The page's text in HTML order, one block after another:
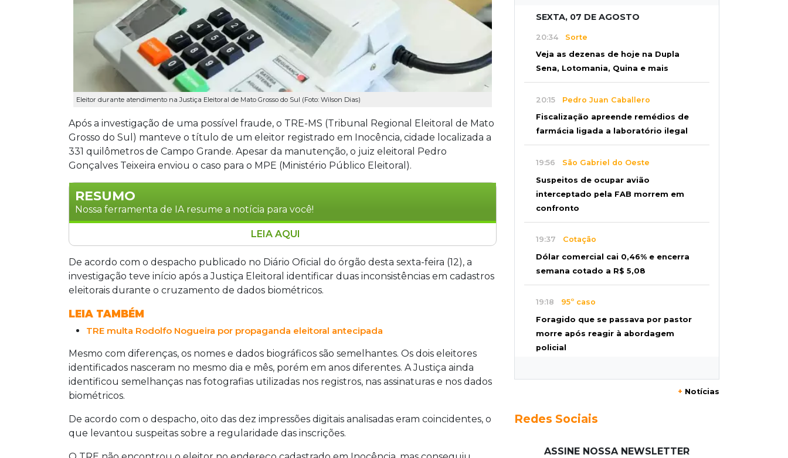
Eleitor durante atendimento na Justiça Eleitoral de Mato Grosso do Sul (Foto: Wilson Dias)
Após a investigação de uma possível fraude, o TRE-MS (Tribunal Regional Eleitoral de Mato
Grosso do Sul) manteve o título de um eleitor registrado em Inocência, cidade localizada a
331 quilômetros de Campo Grande. Apesar da manutenção, o juiz eleitoral Pedro
Gonçalves Teixeira enviou o caso para o MPE (Ministério Público Eleitoral).
RESUMO
Nossa ferramenta de IA resume a notícia para você!
O TRE-MS manteve o título eleitoral de um eleitor registrado em Inocência após
investigar possível fraude detectada no cruzamento de dados biométricos. Oito das
dez impressões digitais eram coincidentes com outro cadastro, gerando suspeitas. O
eleitor, localizado via WhatsApp no Amapá, confirmou seus dados. Apesar da
ao Ministério Público Eleitoral para apurar eventual crime.
LEIA AQUI
De acordo com o despacho publicado no Diário Oficial do órgão desta sexta-feira (12), a
investigação teve início após a Justiça Eleitoral identificar duas inconsistências em cadastros
eleitorais durante o cruzamento de dados biométricos.
LEIA TAMBÉM
TRE multa Rodolfo Nogueira por propaganda eleitoral antecipada
Mesmo com diferenças, os nomes e dados biográficos são semelhantes. Os dois eleitores
identificados nasceram no mesmo dia e mês, porém em anos diferentes. A Justiça ainda
identificou semelhanças nas fotografias utilizadas nos registros, nas assinaturas e nos dados
biométricos.
De acordo com o despacho, oito das dez impressões digitais analisadas eram coincidentes, o
que levantou suspeitas sobre a regularidade das inscrições.
SEXTA, 07 DE AGOSTO
20:34 Sorte
Veja as dezenas de hoje na Dupla
Sena, Lotomania, Quina e mais
20:15 Pedro Juan Caballero
Fiscalização apreende remédios de
farmácia ligada a laboratório ilegal
19:56 São Gabriel do Oeste
Suspeitos de ocupar avião
interceptado pela FAB morrem em
confronto
19:37 Cotação
Dólar comercial cai 0,46% e encerra
semana cotado a R$ 5,08
19:18 95º caso
Foragido que se passava por pastor
morre após reagir à abordagem
policial
18:51Certidão
Em MS, uma criança é registrada sem
+ Notícias
Redes Sociais
ASSINE NOSSA NEWSLETTER